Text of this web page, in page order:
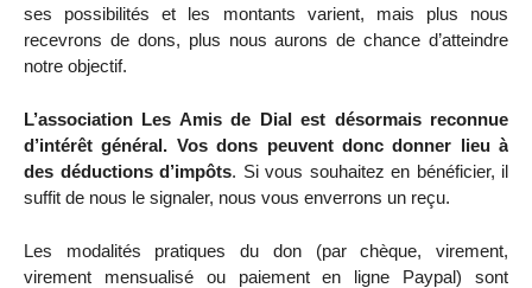
ses possibilités et les montants varient, mais plus nous
recevrons de dons, plus nous aurons de chance d’atteindre
notre objectif.
L’association Les Amis de Dial est désormais reconnue
d’intérêt général. Vos dons peuvent donc donner lieu à
des déductions d’impôts. Si vous souhaitez en bénéficier, il
suffit de nous le signaler, nous vous enverrons un reçu.
Les modalités pratiques du don (par chèque, virement,
virement mensualisé ou paiement en ligne Paypal) sont